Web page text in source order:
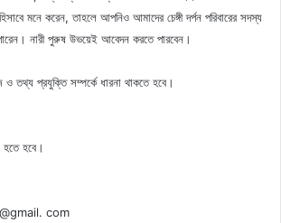
মনে করেন, তাহলে আপনিও আমাদের চেঙ্গী দর্পন পরিবারের সদস্য
নারী পুরুষ উভয়েই আবেদন করতে পারবেন।
ও তথ্য প্রযুক্তি সম্পর্কে ধারনা থাকতে হবে।
হবে।
com